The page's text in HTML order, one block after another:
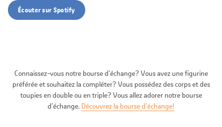
Écouter sur Spotify
Connaissez-vous notre bourse d’échange? Vous avez une figurine
préférée et souhaitez la compléter? Vous possédez des corps et des
toupies en double ou en triple? Vous allez adorer notre bourse
d’échange. Découvrez la bourse d’échange!